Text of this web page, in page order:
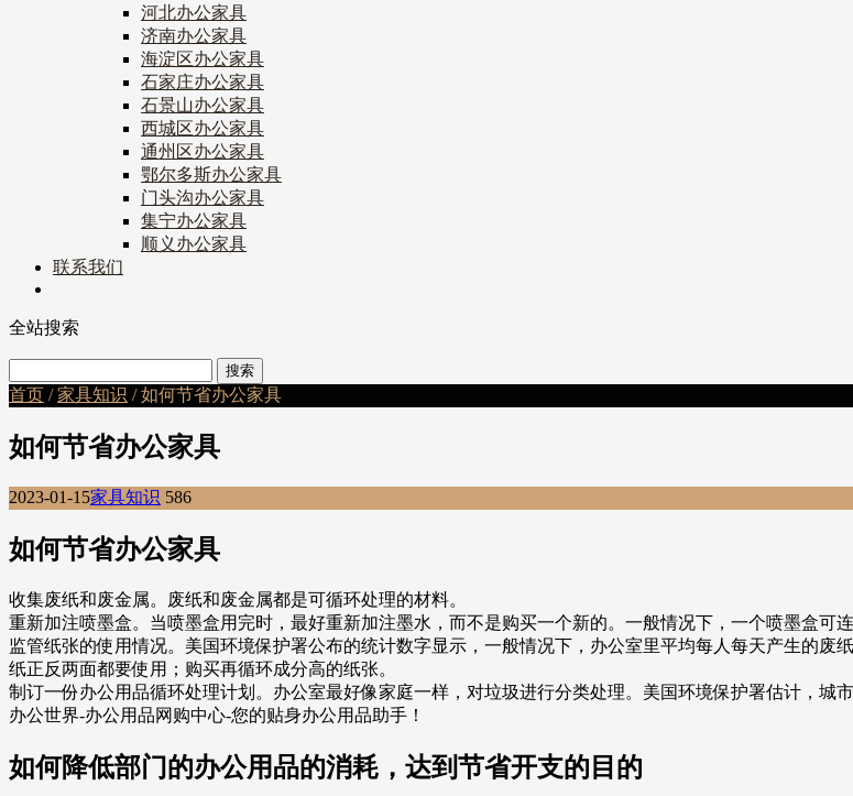
河北办公家具
济南办公家具
海淀区办公家具
石家庄办公家具
石景山办公家具
西城区办公家具
通州区办公家具
鄂尔多斯办公家具
门头沟办公家具
集宁办公家具
顺义办公家具
联系我们
全站搜索
首页 /家具知识 / 如何节省办公家具
如何节省办公家具
2023-01-15家具知识 586
如何节省办公家具
收集废纸和废金属。废纸和废金属都是可循环处理的材料。
重新加注喷墨盒。当喷墨盒用完时，最好重新加注墨水，而不是购买一个新的。一般情况下，一个喷墨盒可
监管纸张的使用情况。美国环境保护署公布的统计数字显示，一般情况下，办公室里平均每人每天产生的
纸正反两面都要使用；购买再循环成分高的纸张。
制订一份办公用品循环处理计划。办公室最好像家庭一样，对垃圾进行分类处理。美国环境保护署估计，城
办公世界-办公用品网购中心-您的贴身办公用品助手！
如何降低部门的办公用品的消耗，达到节省开支的目的